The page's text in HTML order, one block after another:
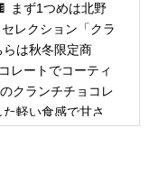
まず1つめは北野
レクション「クラ
らは秋冬限定商
レートでコーティ
クランチチョコレ
軽い食感で甘さ